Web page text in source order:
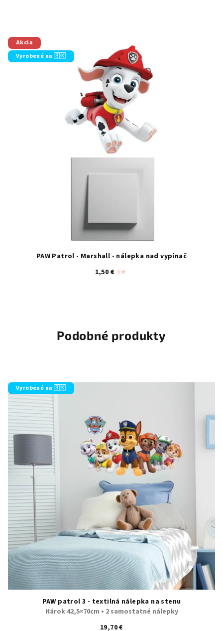
Akcia
Vyrobené na 🇸🇰
PAW Patrol - Marshall - nálepka nad vypínač
1,50 € 3 €
Podobné produkty
Vyrobené na 🇸🇰
PAW patrol 3 - textilná nálepka na stenu
Hárok 42,5×70cm • 2 samostatné nálepky
19,70 €